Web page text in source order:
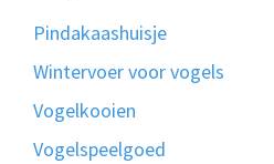
Pindakaashuisje
Wintervoer voor vogels
Vogelkooien
Vogelspeelgoed